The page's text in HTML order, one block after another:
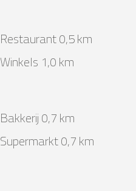
Restaurant 0,5 km
Winkels 1,0 km
Bakkerij 0,7 km
Supermarkt 0,7 km